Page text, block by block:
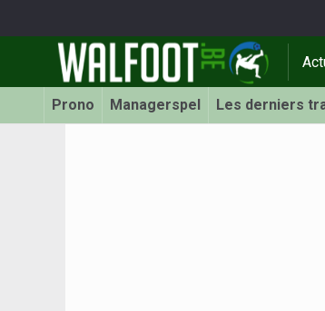
Prono Managerspel Les derniers